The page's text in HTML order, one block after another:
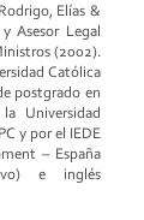
Elías &
Asesor Legal
(2002).
Católica
postgrado en
Universidad
y por el IEDE
– España
e inglés